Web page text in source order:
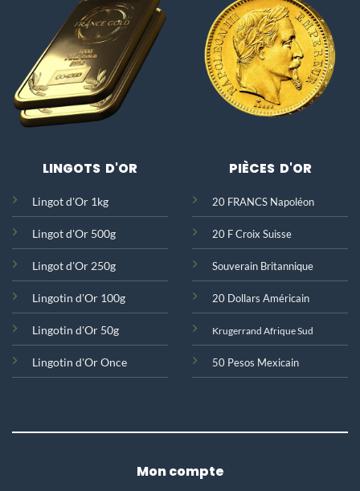
LINGOTS D'OR
Lingot d'Or 1kg
Lingot d'Or 500g
Lingot d'Or 250g
Lingotin d'Or 100g
Lingotin d'Or 50g
Lingotin d'Or Once
PIÈCES D'OR
20 FRANCS Napoléon
20 F Croix Suisse
Souverain Britannique
20 Dollars Américain
Krugerrand Afrique Sud
50 Pesos Mexicain
Mon compte